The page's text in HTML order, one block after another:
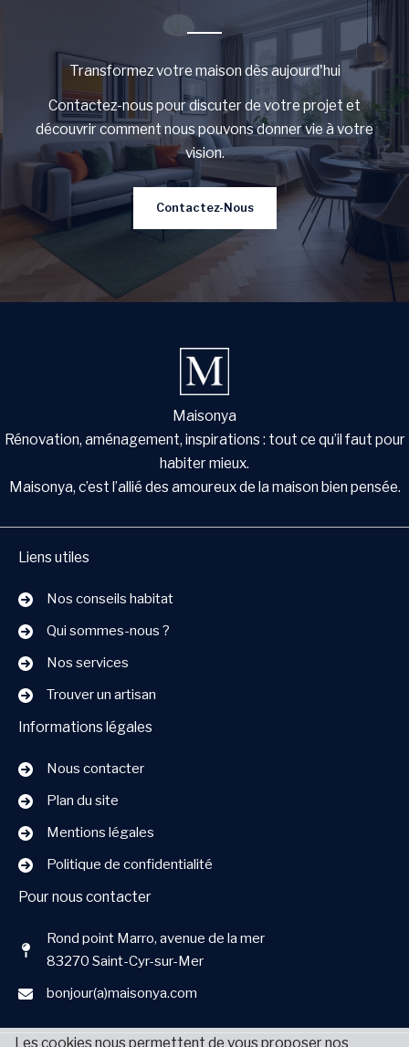
Transformez votre maison dès aujourd'hui
Contactez-nous pour discuter de votre projet et
découvrir comment nous pouvons donner vie à votre
vision.
Contactez-Nous
Maisonya
Rénovation, aménagement, inspirations : tout ce qu’il faut pour
habiter mieux.
Maisonya, c’est l’allié des amoureux de la maison bien pensée.
Liens utiles
Nos conseils habitat
Qui sommes-nous ?
Nos services
Trouver un artisan
Informations légales
Nous contacter
Plan du site
Mentions légales
Politique de confidentialité
Pour nous contacter
Rond point Marro, avenue de la mer
83270 Saint-Cyr-sur-Mer
bonjour(a)maisonya.com
Les cookies nous permettent de vous proposer nos